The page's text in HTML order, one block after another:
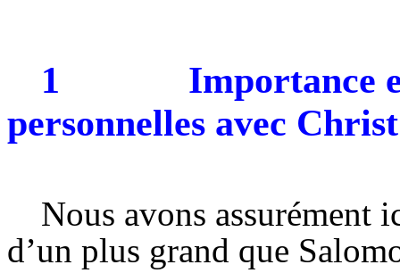
1
Importance
personnelles avec Christ
Nous avons assurément
d’un plus grand que